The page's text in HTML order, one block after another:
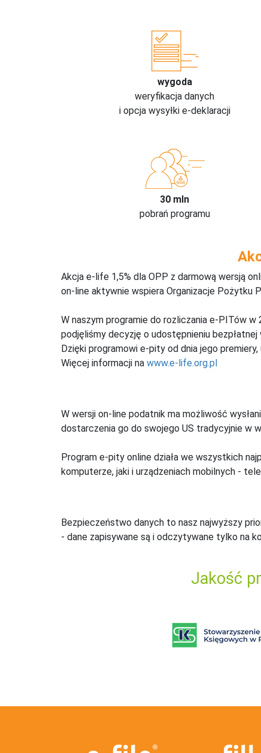
wygoda
weryfikacja danych
i opcja wysyłki e-deklaracji
30 mln
pobrań programu
Akcja e-life 1,5% dla OPP z darmową wersją
on-line aktywnie wspiera Organizacje Pożytku
W naszym programie do rozliczania e-PITów
podjęliśmy decyzję o udostępnieniu
Dzięki programowi e-pity od dnia jego
Więcej informacji na www.e-life.org.pl
W wersji on-line podatnik ma możliwość
dostarczenia go do swojego US tradycyjnie w
Program e-pity online działa we wszystkich
komputerze, jaki i urządzeniach mobilnych -
Bezpieczeństwo danych to nasz najwyższy
- dane zapisywane są i odczytywane tylko na
Jakość